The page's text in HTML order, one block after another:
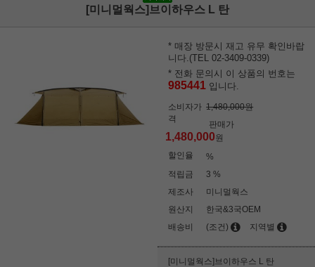
[미니멀웍스]브이하우스 L 탄
* 매장 방문시 재고 유무 확인바랍
니다.(TEL 02-3409-0339)
* 전화 문의시 이 상품의 번호는
985441 입니다.
소비자가
격
1,480,000원
판매가
1,480,000원
할인율
%
적립금
3 %
제조사
미니멀웍스
원산지
한국&3국OEM
배송비
(조건) 지역별
[미니멀웍스]브이하우스 L 탄